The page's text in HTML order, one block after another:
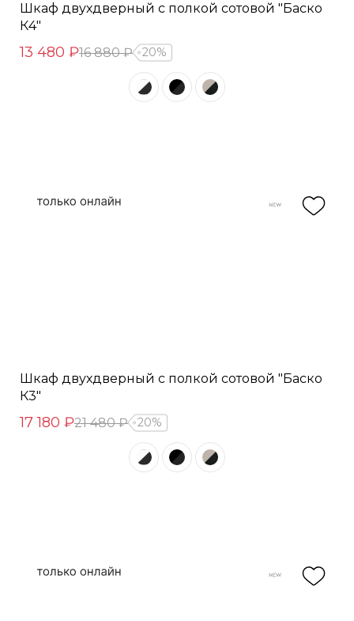
Шкаф двухдверный с полкой сотовой "Баско
К4"
13 480 ₽16 880 ₽ 20%
Шкаф двухдверный с полкой сотовой "Баско
К3"
17 180 ₽21 480 ₽ 20%